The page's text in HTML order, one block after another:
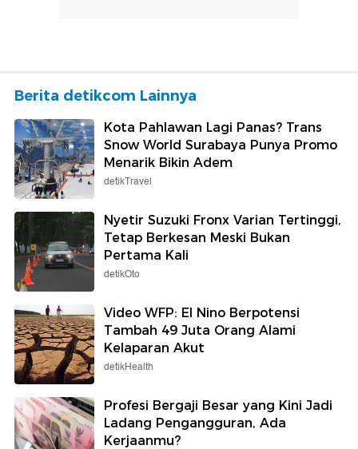
Berita detikcom Lainnya
Kota Pahlawan Lagi Panas? Trans
Snow World Surabaya Punya Promo
Menarik Bikin Adem
detikTravel
Nyetir Suzuki Fronx Varian Tertinggi,
Tetap Berkesan Meski Bukan
Pertama Kali
detikOto
Video WFP: El Nino Berpotensi
Tambah 49 Juta Orang Alami
Kelaparan Akut
detikHealth
Profesi Bergaji Besar yang Kini Jadi
Ladang Pengangguran, Ada
Kerjaanmu?